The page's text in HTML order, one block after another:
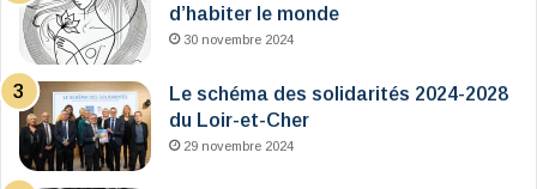
d’habiter le monde
30 novembre 2024
Le schéma des solidarités 2024-2028
du Loir-et-Cher
29 novembre 2024